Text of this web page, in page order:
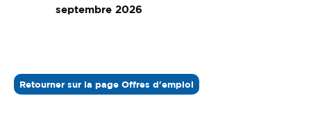
septembre 2026
Retourner sur la page Offres d'emploi